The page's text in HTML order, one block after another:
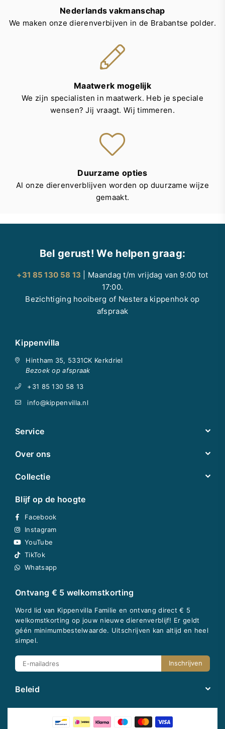
Nederlands vakmanschap
We maken onze dierenverbijven in de Brabantse polder.
Maatwerk mogelijk
We zijn specialisten in maatwerk. Heb je speciale
wensen? Jij vraagt. Wij timmeren.
Duurzame opties
Al onze dierenverblijven worden op duurzame wijze
gemaakt.
Bel gerust! We helpen graag:
+31 85 130 58 13 | Maandag t/m vrijdag van 9:00 tot
17:00.
Bezichtiging hooiberg of Nestera kippenhok op
afspraak
Kippenvilla
Hintham 35, 5331CK Kerkdriel
Bezoek op afspraak
+31 85 130 58 13
info@kippenvilla.nl
Service
Over ons
Collectie
Blijf op de hoogte
Facebook
Instagram
YouTube
TikTok
Whatsapp
Ontvang € 5 welkomstkorting
Word lid van Kippenvilla Familie en ontvang direct € 5
welkomstkorting op jouw nieuwe dierenverblijf! Er geldt
géén minimumbestelwaarde. Uitschrijven kan altijd en heel
simpel.
Inschrijven
Beleid